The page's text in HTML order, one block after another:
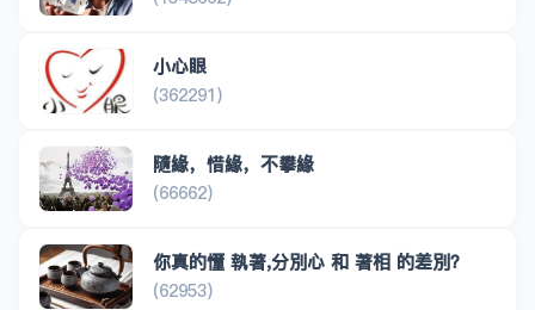
小心眼
(362291)
隨緣，惜緣，不攀緣
(66662)
你真的懂 執著,分別心 和 著相 的差別？
(62953)